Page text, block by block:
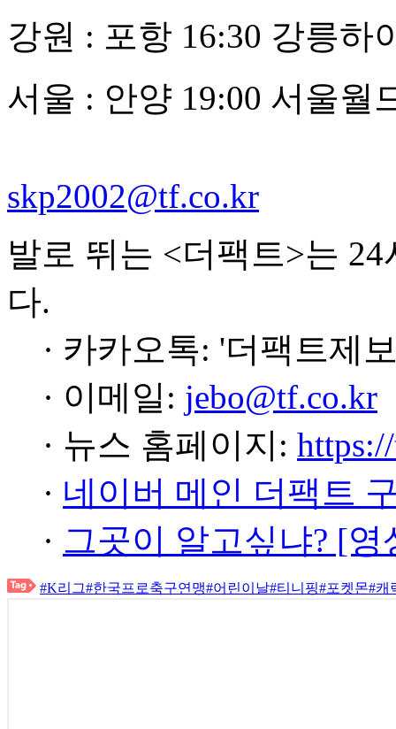
강원 : 포항 16:30 강릉하
서울 : 안양 19:00 서울월
skp2002@tf.co.kr
발로 뛰는 <더팩트>는
다.
· 카카오톡: '더팩트제
· 이메일: jebo@tf.co.kr
· 뉴스 홈페이지:
· 네이버 메인 더팩트
· 그곳이 알고싶냐? [
#K리그#한국프로축구연맹#어린이날#티니핑#포켓몬#캐